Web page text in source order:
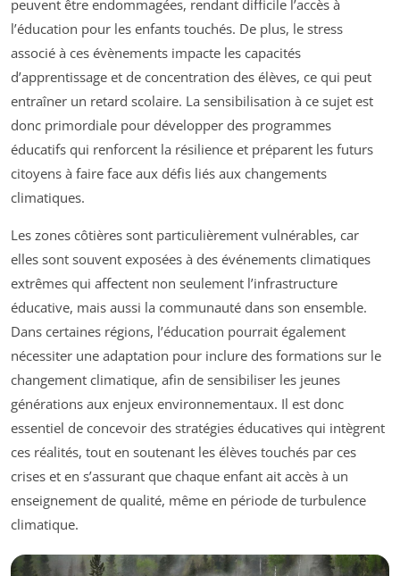
peuvent être endommagées, rendant difficile l’accès à
l’éducation pour les enfants touchés. De plus, le stress
associé à ces évènements impacte les capacités
d’apprentissage et de concentration des élèves, ce qui peut
entraîner un retard scolaire. La sensibilisation à ce sujet est
donc primordiale pour développer des programmes
éducatifs qui renforcent la résilience et préparent les futurs
citoyens à faire face aux défis liés aux changements
climatiques.
Les zones côtières sont particulièrement vulnérables, car
elles sont souvent exposées à des événements climatiques
extrêmes qui affectent non seulement l’infrastructure
éducative, mais aussi la communauté dans son ensemble.
Dans certaines régions, l’éducation pourrait également
nécessiter une adaptation pour inclure des formations sur le
changement climatique, afin de sensibiliser les jeunes
générations aux enjeux environnementaux. Il est donc
essentiel de concevoir des stratégies éducatives qui intègrent
ces réalités, tout en soutenant les élèves touchés par ces
crises et en s’assurant que chaque enfant ait accès à un
enseignement de qualité, même en période de turbulence
climatique.